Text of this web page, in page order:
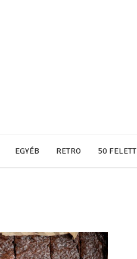
EGYÉB RETRO 50 FELETT